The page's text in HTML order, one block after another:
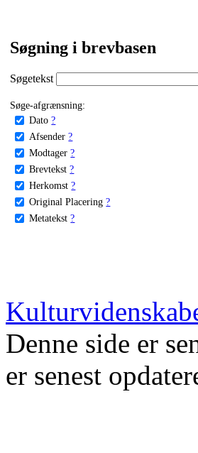
Søgning i brevbasen
Søgetekst
Søge-afgrænsning:
Dato ?
Afsender ?
Modtager ?
Brevtekst ?
Herkomst ?
Original Placering ?
Metatekst ?
Denne side er
er senest